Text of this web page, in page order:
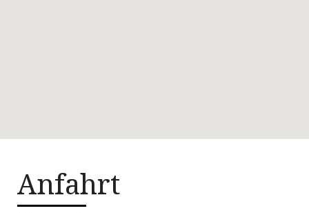
Anfahrt